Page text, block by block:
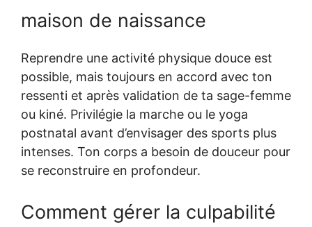
maison de naissance
Reprendre une activité physique douce est
possible, mais toujours en accord avec ton
ressenti et après validation de ta sage-femme
ou kiné. Privilégie la marche ou le yoga
postnatal avant d’envisager des sports plus
intenses. Ton corps a besoin de douceur pour
se reconstruire en profondeur.
Comment gérer la culpabilité